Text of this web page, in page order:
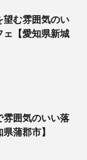
望む雰囲気のい
ェ【愛知県新城
雰囲気のいい落
蒲郡市】